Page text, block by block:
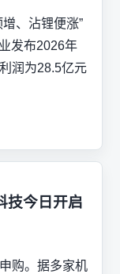
、沾锂便涨”
发布2026年
润为28.5亿元
技今日开启
购。据多家机